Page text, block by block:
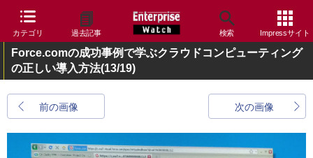
カテゴリ 過去記事 検索 Impressサイト
Force.comの成功事例で学ぶクラウドコンピューティング
の正しい導入方法(13/19)
前の画像 次の画像